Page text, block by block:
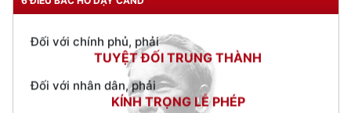
TUYỆT ĐỐI TRUNG THÀNH
Đối với nhân dân, phải
KÍNH TRỌNG LỄ PHÉP
Đối với công việc, phải
TẬN TỤY